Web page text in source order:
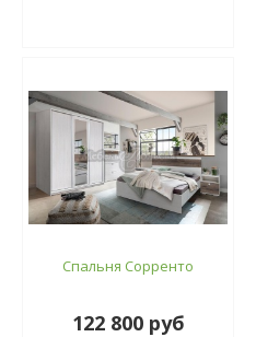
Спальня Сорренто
122 800 руб